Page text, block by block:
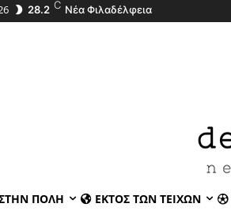
28.2 C Νέα Φιλαδέλφεια
ΠΌΛΗ ΕΚΤΌΣ ΤΩΝ ΤΕΙΧΏΝ